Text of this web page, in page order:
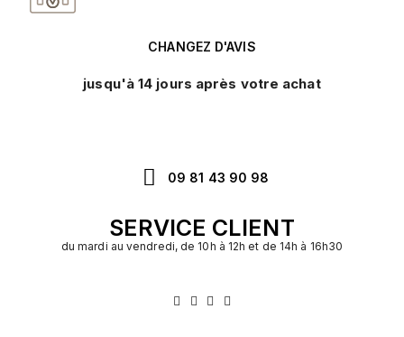
CHANGEZ D'AVIS
jusqu'à 14 jours après votre achat
09 81 43 90 98
SERVICE CLIENT
du mardi au vendredi, de 10h à 12h et de 14h à 16h30